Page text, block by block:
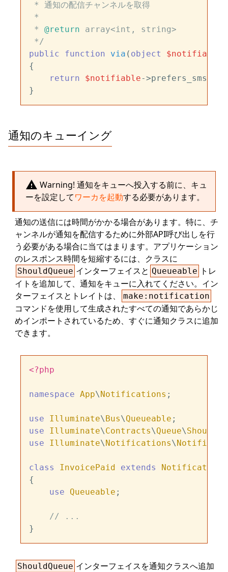
* 通知の配信チャンネルを取得
*
* @return array<int, string>
*/
public
function via ( object $notifiable
{
return
$notifiable->prefers_sms ? [
通知のキューイング
warning Warning! 通知をキューへ投入する前に、キュ
ーを設定してワーカを起動する必要があります。
通知の送信には時間がかかる場合があります。特に、チ
ャンネルが通知を配信するために外部API呼び出しを行
う必要がある場合に当てはまります。アプリケーション
のレスポンス時間を短縮するには、クラスに
ShouldQueue インターフェイスと Queueable トレ
イトを追加して、通知をキューに入れてください。イン
ターフェイスとトレイトは、
make:notification
コマンドを使用して生成されたすべての通知であらかじ
めインポートされているため、すぐに通知クラスに追加
できます。
<?php
namespace App\Notifications ;
use Illuminate\Bus\Queueable
use
Illuminate\Contracts\Queue\
use
Illuminate\Notifications\
class InvoicePaid extends Notification
{
use
Queueable ;
// ...
ShouldQueue インターフェイスを通知クラスへ追加